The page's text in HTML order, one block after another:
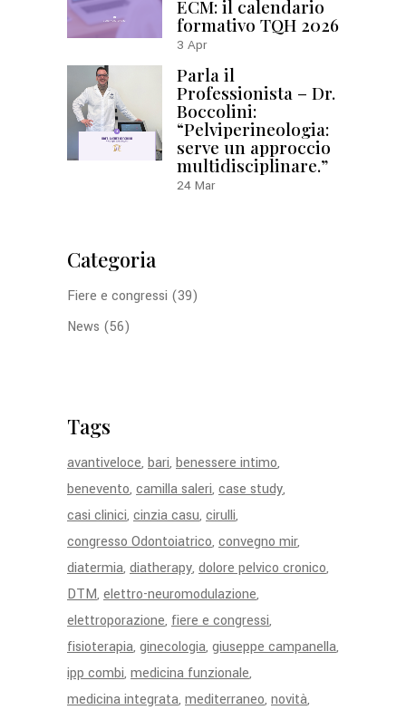
ECM: il calendario
formativo TQH 2026
3 Apr
Parla il
Professionista – Dr.
Boccolini:
“Pelviperineologia:
serve un approccio
multidisciplinare.”
24 Mar
Categoria
Fiere e congressi (39)
News (56)
Tags
avantiveloce bari benessere intimo
benevento camilla saleri case study
casi clinici cinzia casu cirulli
congresso Odontoiatrico convegno mir
diatermia diatherapy dolore pelvico cronico
DTM elettro-neuromodulazione
elettroporazione fiere e congressi
fisioterapia ginecologia giuseppe campanella
ipp combi medicina funzionale
medicina integrata mediterraneo novità